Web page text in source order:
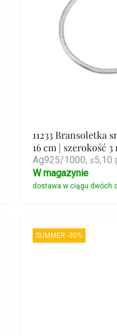
11233 Bransoletka
16 cm | szerokość 3
Ag925/1000; ≤5,10
W magazynie
SUMMER -30%